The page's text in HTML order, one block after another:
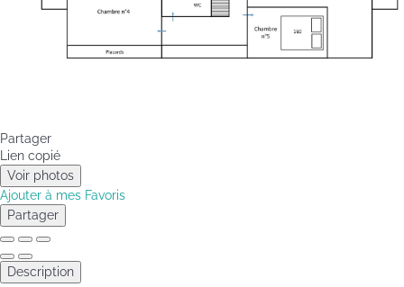
Partager
Lien copié
Voir photos
Ajouter à mes Favoris
Partager
Description